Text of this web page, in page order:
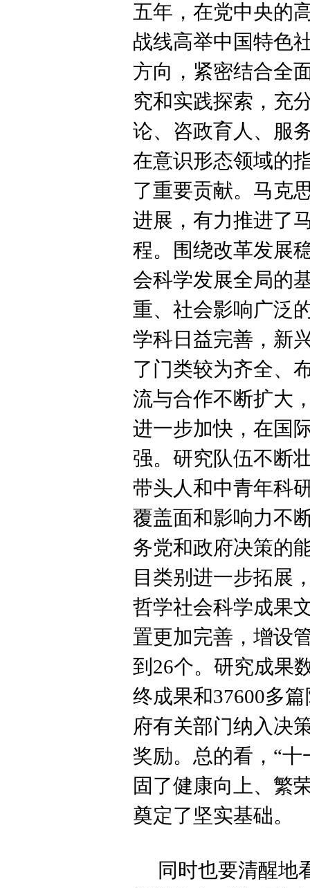
五年，在党中央的
战线高举中国特色
方向，紧密结合全
究和实践探索，充
论、咨政育人、服
在意识形态领域的
了重要贡献。马克
进展，有力推进了
程。围绕改革发展
会科学发展全局的
重、社会影响广泛
学科日益完善，新
了门类较为齐全、
流与合作不断扩大
进一步加快，在国
强。研究队伍不断
带头人和中青年科
覆盖面和影响力不
务党和政府决策的
目类别进一步拓展
哲学社会科学成果
置更加完善，增设
到26个。研究成果
终成果和37600多
府有关部门纳入决
奖励。总的看，“
固了健康向上、繁
奠定了坚实基础。
同时也要清醒地